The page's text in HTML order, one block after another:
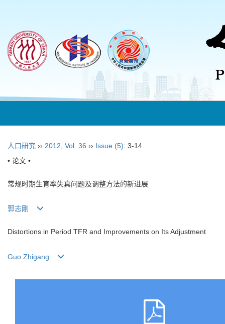
人口研究 ›› 2012 Vol. 36 ›› Issue (5): 3-14.
• 论文 •
常规时期生育率失真问题及调整方法的新进展
郭志刚
Distortions in Period TFR and Improvements on Its Adjustment
Guo Zhigang